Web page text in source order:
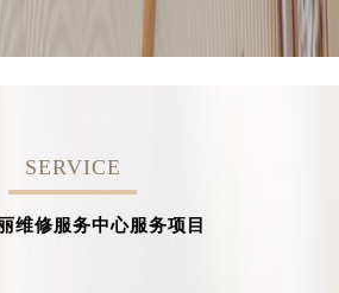
SERVICE
维修服务中心服务项目